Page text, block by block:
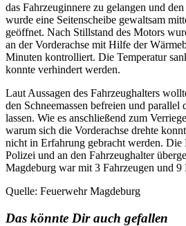
das Fahrzeuginnere zu gelangen und
wurde eine Seitenscheibe gewaltsam
geöffnet. Nach Stillstand des Motors
an der Vorderachse mit Hilfe der
Minuten kontrolliert. Die Temperatur
konnte verhindert werden.
Laut Aussagen des Fahrzeughalters
den Schneemassen befreien und
lassen. Wie es anschließend zum
warum sich die Vorderachse drehte
nicht in Erfahrung gebracht werden. Die
Polizei und an den Fahrzeughalter
Magdeburg war mit 3 Fahrzeugen und
Quelle: Feuerwehr Magdeburg
Das könnte Dir auch gefallen